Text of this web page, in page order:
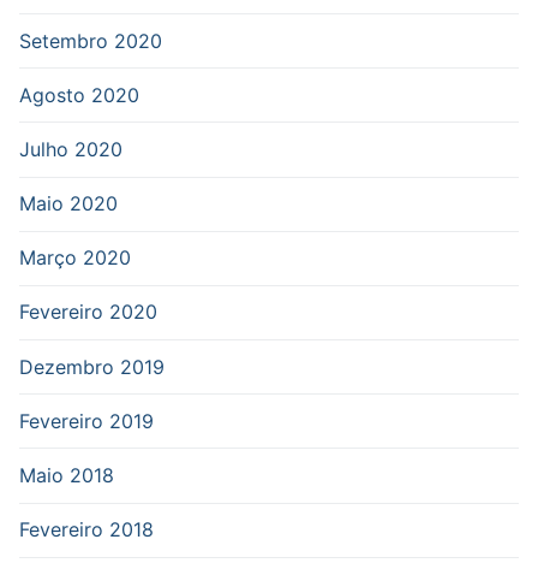
Setembro 2020
Agosto 2020
Julho 2020
Maio 2020
Março 2020
Fevereiro 2020
Dezembro 2019
Fevereiro 2019
Maio 2018
Fevereiro 2018